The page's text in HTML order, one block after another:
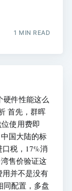
1 MIN READ
硬件性能这么
首先，群晖
使用费即
国大陆的标
税，17%消
售价验证这
并不是没有
同配置，多盘